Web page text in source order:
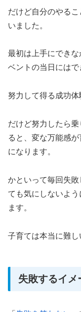
だけど自分のやる
いました。
最初は上手にでき
ベントの当日にはで
努力して得る成功体
だけど努力したら
ると、変な万能感
になります。
かといって毎回失
ても気にしないよ
ます。
子育ては本当に難し
失敗するイメ